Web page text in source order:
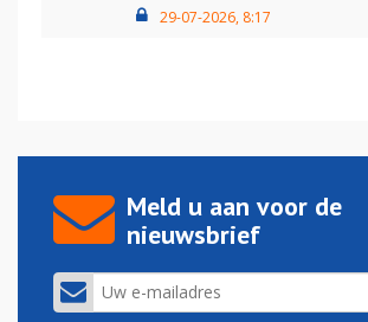
29-07-2026, 8:17
Meld u aan voor de
nieuwsbrief